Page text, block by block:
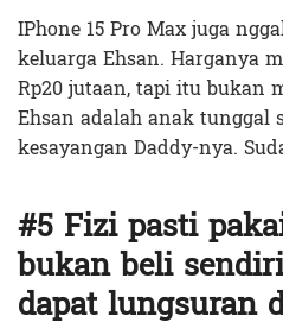
IPhone 15 Pro Max juga
keluarga Ehsan. Harganya
Rp20 jutaan, tapi itu bukan
Ehsan adalah anak tunggal
kesayangan Daddy-nya.
#5 Fizi pasti
bukan beli
dapat lungsuran